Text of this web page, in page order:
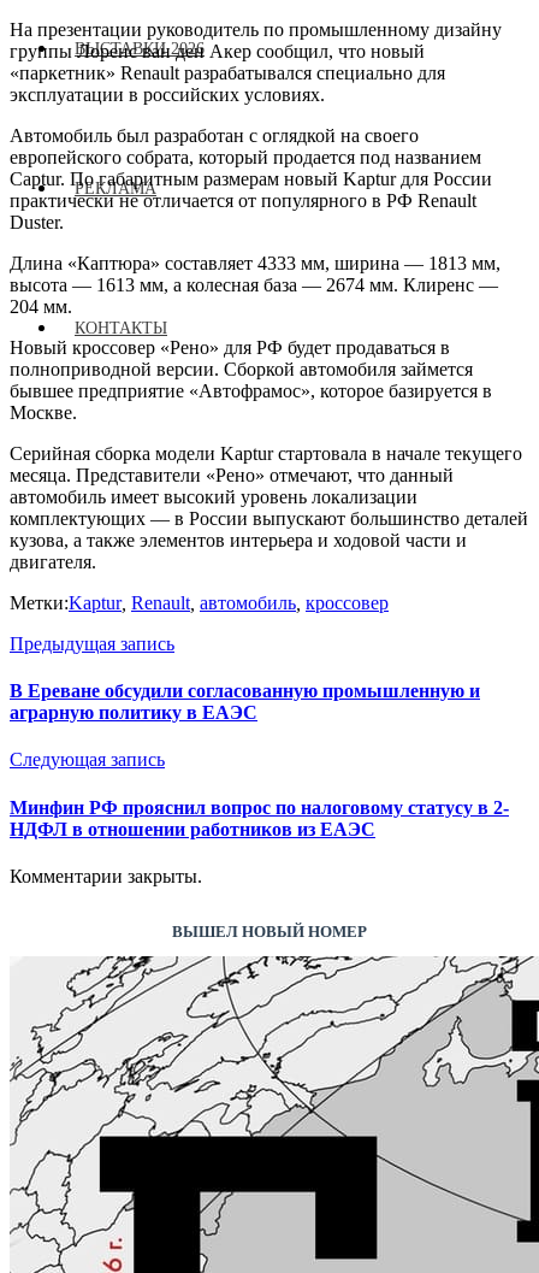
ВЫСТАВКИ 2026
РЕКЛАМА
КОНТАКТЫ
На презентации руководитель по промышленному дизайну
группы Лоренс ван ден Акер сообщил, что новый
«паркетник» Renault разрабатывался специально для
эксплуатации в российских условиях.
Автомобиль был разработан с оглядкой на своего
европейского собрата, который продается под названием
Captur. По габаритным размерам новый Kaptur для России
практически не отличается от популярного в РФ Renault
Duster.
Длина «Каптюра» составляет 4333 мм, ширина — 1813 мм,
высота — 1613 мм, а колесная база — 2674 мм. Клиренс —
204 мм.
Новый кроссовер «Рено» для РФ будет продаваться в
полноприводной версии. Сборкой автомобиля займется
бывшее предприятие «Автофрамос», которое базируется в
Москве.
Серийная сборка модели Kaptur стартовала в начале текущего
месяца. Представители «Рено» отмечают, что данный
автомобиль имеет высокий уровень локализации
комплектующих — в России выпускают большинство деталей
кузова, а также элементов интерьера и ходовой части и
двигателя.
Метки:Kaptur, Renault автомобиль кроссовер
Предыдущая запись
В Ереване обсудили согласованную промышленную и
аграрную политику в ЕАЭС
Следующая запись
Минфин РФ прояснил вопрос по налоговому статусу в 2-
НДФЛ в отношении работников из ЕАЭС
Комментарии закрыты.
ВЫШЕЛ НОВЫЙ НОМЕР